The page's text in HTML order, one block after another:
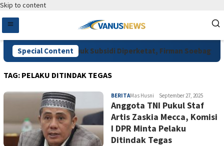
Skip to content
Special Content
Pengawasan Pupuk Subsidi Diperketat, Firman Soebagyo
TAG: PELAKU DITINDAK TEGAS
BERITAMas Husni September 27, 2025
Anggota TNI Pukul Staf
Artis Zaskia Mecca, Komisi
I DPR Minta Pelaku
Ditindak Tegas